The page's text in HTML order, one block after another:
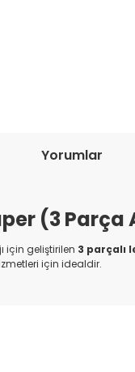
Yorumlar
(3
için geliştirilen 3 parçalı
için idealdir.